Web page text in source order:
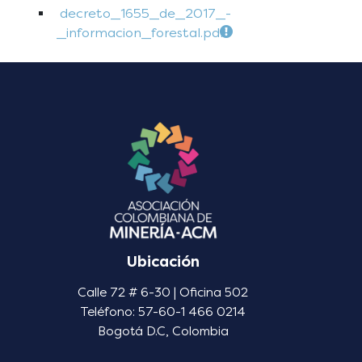
decreto_1655_de_2017_-
_informacion_forestal.pdf
Ubicación
Calle 72 # 6-30 | Oficina 502
Teléfono: 57-60-1 466 0214
Bogotá D.C, Colombia